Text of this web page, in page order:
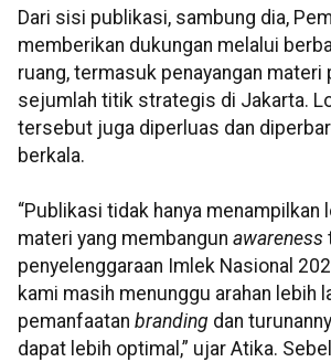
Dari sisi publikasi, sambung dia,
memberikan dukungan melalui
ruang, termasuk penayangan materi
sejumlah titik strategis di Jakarta.
tersebut juga diperluas dan
berkala.
“Publikasi tidak hanya menampilkan
materi yang membangun awareness
penyelenggaraan Imlek Nasional
kami masih menunggu arahan lebih
pemanfaatan branding dan
dapat lebih optimal,” ujar Atika.